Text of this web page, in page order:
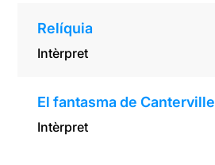
Relíquia
Intèrpret
El fantasma de Canterville
Intèrpret